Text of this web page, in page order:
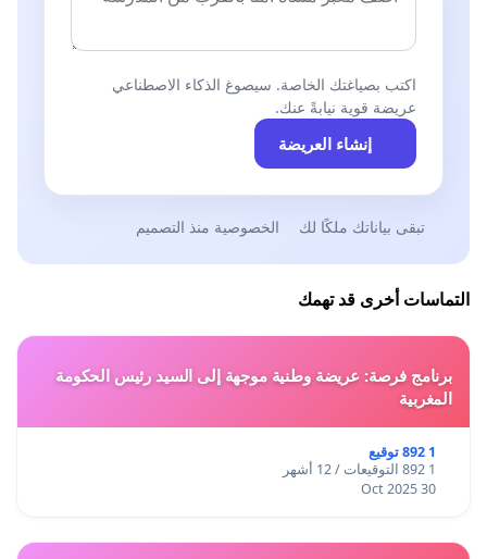
اكتب بصياغتك الخاصة. سيصوغ الذكاء الاصطناعي
عريضة قوية نيابةً عنك.
إنشاء العريضة
تبقى بياناتك ملكًا لك الخصوصية منذ التصميم
التماسات أخرى قد تهمك
برنامج فرصة: عريضة وطنية موجهة إلى السيد رئيس الحكومة
المغربية
1 892 توقيع
1 892 التوقيعات / 12 أشهر
30 Oct 2025